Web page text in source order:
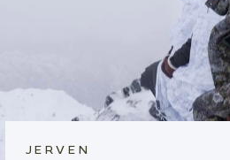
JERVEN